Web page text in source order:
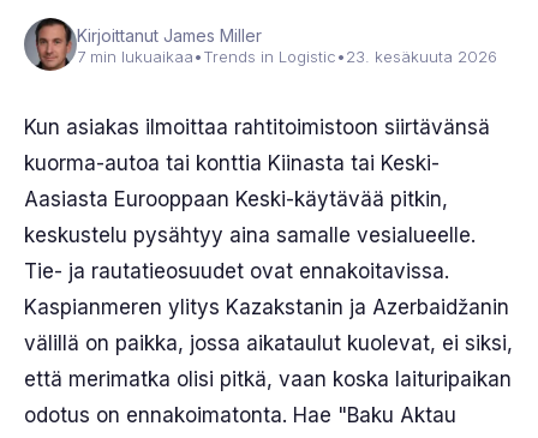
Kirjoittanut James Miller
7 min lukuaikaa•Trends in Logistic•23. kesäkuuta 2026
Kun asiakas ilmoittaa rahtitoimistoon siirtävänsä
kuorma-autoa tai konttia Kiinasta tai Keski-
Aasiasta Eurooppaan Keski-käytävää pitkin,
keskustelu pysähtyy aina samalle vesialueelle.
Tie- ja rautatieosuudet ovat ennakoitavissa.
Kaspianmeren ylitys Kazakstanin ja Azerbaidžanin
välillä on paikka, jossa aikataulut kuolevat, ei siksi,
että merimatka olisi pitkä, vaan koska laituripaikan
odotus on ennakoimatonta. Hae "Baku Aktau